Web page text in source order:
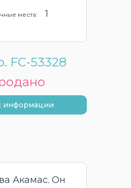
места: 1
FC-53328
информации
Акамас. Он